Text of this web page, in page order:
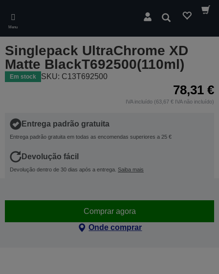
main
content
Menu
Pesquisar
Singlepack UltraChrome XD
Matte BlackT692500(110ml)
Em stock SKU: C13T692500
78,31 €
IVA incluído (63,67 € IVA não incluído)
Entrega padrão gratuita
Entrega padrão gratuita em todas as encomendas superiores a 25 €
Devolução fácil
Devolução dentro de 30 dias após a entrega. Saiba mais
Comprar agora
Onde comprar